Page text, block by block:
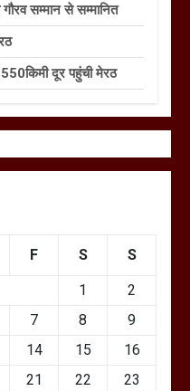
सम्मान से सम्मानित
550किमी दूर पहुंची मेरठ
F S S
1
2
7 8
9
14 15
16
21 22
23